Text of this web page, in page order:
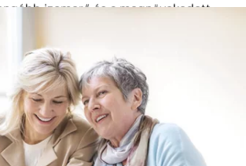
izomerő és a megnövekedett
jelentőskockázatot jelent